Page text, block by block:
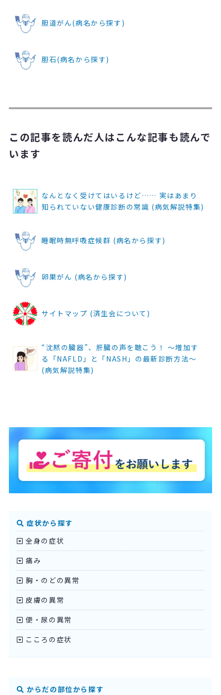
胆道がん(病名から探す)
胆石(病名から探す)
この記事を読んだ人はこんな記事も読んで
います
なんとなく受けてはいるけど…… 実はあまり
知られていない健康診断の常識 (病気解説特集)
睡眠時無呼吸症候群 (病名から探す)
卵巣がん (病名から探す)
サイトマップ (済生会について)
“沈黙の臓器”、肝臓の声を聴こう！ ～増加す
る「NAFLD」と「NASH」の最新診断方法～
(病気解説特集)
症状から探す
全身の症状
痛み
胸・のどの異常
皮膚の異常
便・尿の異常
こころの症状
からだの部位から探す